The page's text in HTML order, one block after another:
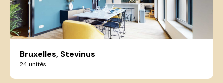
Bruxelles, Stevinus
24 unités